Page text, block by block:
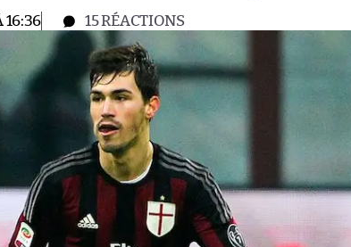
16:36 15RÉACTIONS